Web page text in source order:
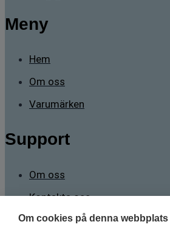
Om cookies på denna webbplats
Meny
Hem
Om oss
Varumärken
Support
Om oss
Kontakta oss